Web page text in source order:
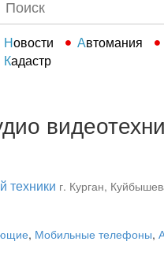
Новости
Автомания
Кадастр
техники г. Курган,
, Мобильные телефоны,